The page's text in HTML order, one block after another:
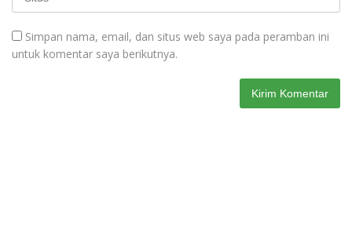
Simpan nama, email, dan situs web saya pada peramban ini
untuk komentar saya berikutnya.